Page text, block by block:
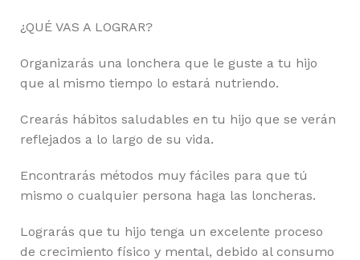
¿QUÉ VAS A LOGRAR?
Organizarás una lonchera que le guste a tu hijo
que al mismo tiempo lo estará nutriendo.
Crearás hábitos saludables en tu hijo que se verán
reflejados a lo largo de su vida.
Encontrarás métodos muy fáciles para que tú
mismo o cualquier persona haga las loncheras.
Lograrás que tu hijo tenga un excelente proceso
de crecimiento físico y mental, debido al consumo